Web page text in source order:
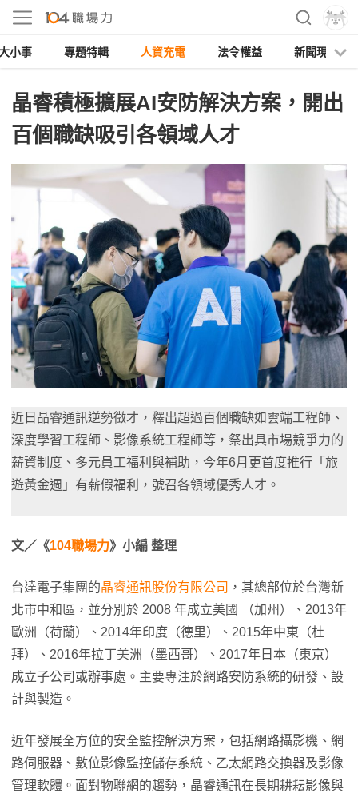
小事 專題特輯 人資充電 法令權益 新聞現場
晶睿積極擴展AI安防解決方案，開出
百個職缺吸引各領域人才
近日晶睿通訊逆勢徵才，釋出超過百個職缺如雲端工程師、
深度學習工程師、影像系統工程師等，祭出具市場競爭力的
薪資制度、多元員工福利與補助，今年6月更首度推行「旅
遊黃金週」有薪假福利，號召各領域優秀人才。
文／《104職場力》小編 整理
台達電子集團的晶睿通訊股份有限公司 ，其總部位於台灣新
北市中和區，並分別於 2008 年成立美國 （加州）、2013年
歐洲（荷蘭）、2014年印度（德里）、2015年中東（杜
拜）、2016年拉丁美洲（墨西哥）、2017年日本（東京）
成立子公司或辦事處。主要專注於網路安防系統的研發、設
計與製造。
近年發展全方位的安全監控解決方案，包括網路攝影機、網
路伺服器、數位影像監控儲存系統、乙太網路交換器及影像
管理軟體。面對物聯網的趨勢，晶睿通訊在長期耕耘影像與